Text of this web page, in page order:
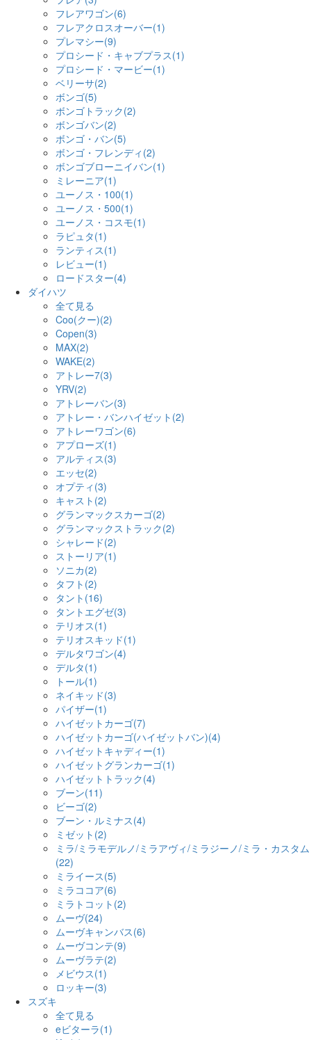
フレアワゴン(6)
フレアクロスオーバー(1)
プレマシー(9)
プロシード・キャブプラス(1)
プロシード・マービー(1)
ベリーサ(2)
ボンゴ(5)
ボンゴトラック(2)
ボンゴバン(2)
ボンゴ・バン(5)
ボンゴ・フレンディ(2)
ボンゴブローニイバン(1)
ミレーニア(1)
ユーノス・100(1)
ユーノス・500(1)
ユーノス・コスモ(1)
ラピュタ(1)
ランティス(1)
レビュー(1)
ロードスター(4)
ダイハツ
全て見る
Coo(クー)(2)
Copen(3)
MAX(2)
WAKE(2)
アトレー7(3)
YRV(2)
アトレーバン(3)
アトレー・バンハイゼット(2)
アトレーワゴン(6)
アプローズ(1)
アルティス(3)
エッセ(2)
オプティ(3)
キャスト(2)
グランマックスカーゴ(2)
グランマックストラック(2)
シャレード(2)
ストーリア(1)
ソニカ(2)
タフト(2)
タント(16)
タントエグゼ(3)
テリオス(1)
テリオスキッド(1)
デルタワゴン(4)
デルタ(1)
トール(1)
ネイキッド(3)
パイザー(1)
ハイゼットカーゴ(7)
ハイゼットカーゴ(ハイゼットバン)(4)
ハイゼットキャディー(1)
ハイゼットグランカーゴ(1)
ハイゼットトラック(4)
ブーン(11)
ビーゴ(2)
ブーン・ルミナス(4)
ミゼット(2)
ミラ/ミラモデルノ/ミラアヴィ/ミラジーノ/ミラ・カスタム
(22)
ミライース(5)
ミラココア(6)
ミラトコット(2)
ムーヴ(24)
ムーヴキャンバス(6)
ムーヴコンテ(9)
ムーヴラテ(2)
メビウス(1)
ロッキー(3)
スズキ
全て見る
eビターラ(1)